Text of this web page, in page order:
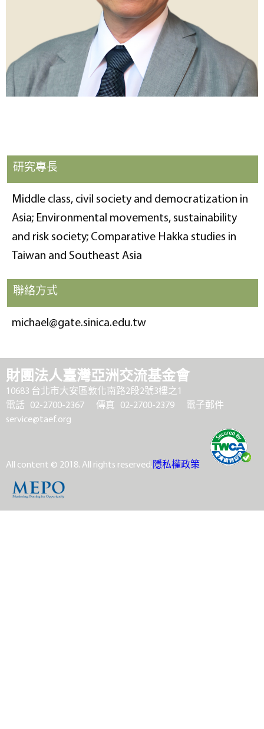
研究專長
Middle class, civil society and democratization in
Asia; Environmental movements, sustainability
and risk society; Comparative Hakka studies in
Taiwan and Southeast Asia
聯絡方式
michael@gate.sinica.edu.tw
財團法人臺灣亞洲交流基金會
10683 台北市大安區敦化南路2段2號3樓之1
電話 02-2700-2367
傳真 02-2700-2379
電子郵件
service@taef.org
All content © 2018. All rights reserved.隱私權政策